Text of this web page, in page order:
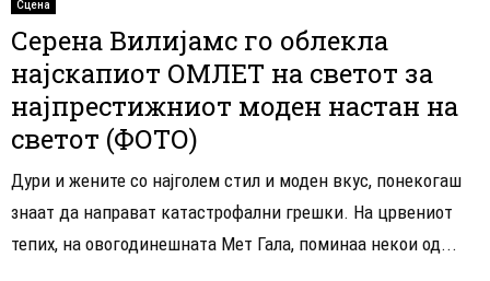
Сцена
Серена Вилијамс го облекла
најскапиот ОМЛЕТ на светот за
најпрестижниот моден настан на
светот (ФОТО)
Дури и жените со најголем стил и моден вкус, понекогаш
знаат да направат катастрофални грешки. На црвениот
тепих, на овогодинешната Мет Гала, поминаа некои од...